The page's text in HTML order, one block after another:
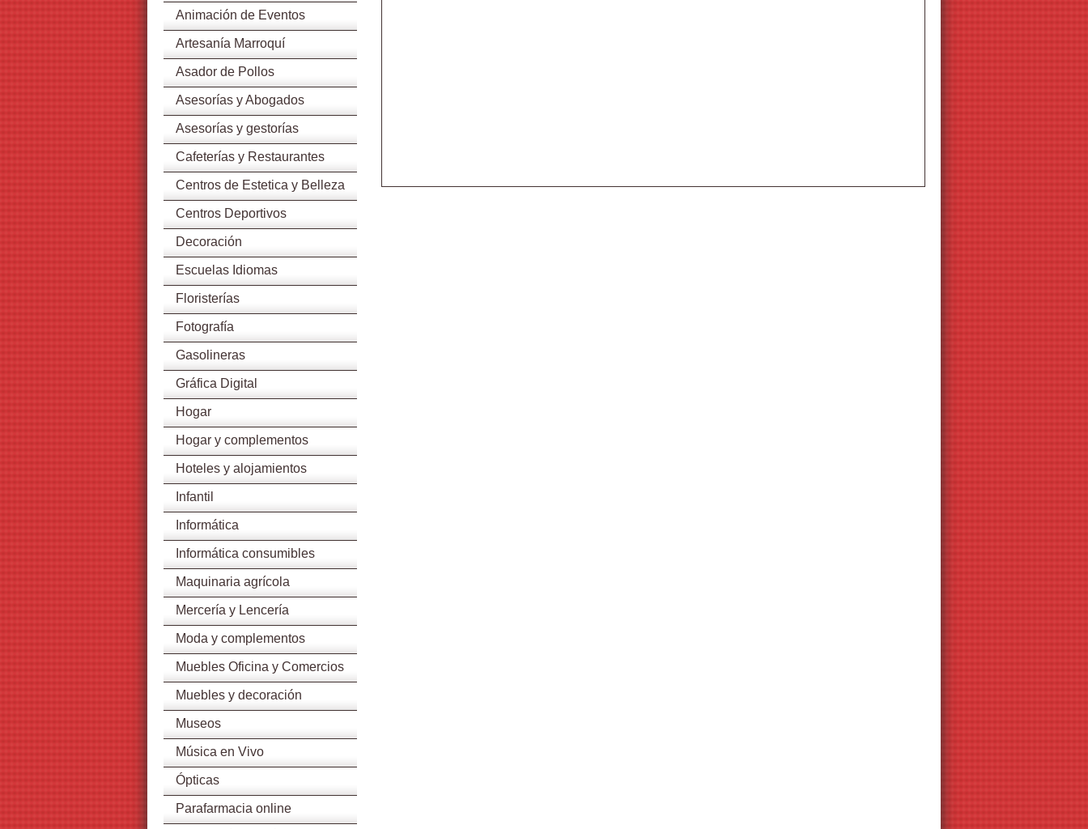
Animación de Eventos
Artesanía Marroquí
Asador de Pollos
Asesorías y Abogados
Asesorías y gestorías
Cafeterías y Restaurantes
Centros de Estetica y Belleza
Centros Deportivos
Decoración
Escuelas Idiomas
Floristerías
Fotografía
Gasolineras
Gráfica Digital
Hogar
Hogar y complementos
Hoteles y alojamientos
Infantil
Informática
Informática consumibles
Maquinaria agrícola
Mercería y Lencería
Moda y complementos
Muebles Oficina y Comercios
Muebles y decoración
Museos
Música en Vivo
Ópticas
Parafarmacia online